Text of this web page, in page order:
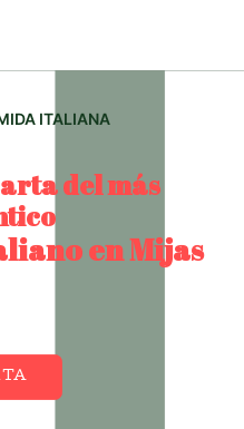
ITALIANA
del más
en Mijas